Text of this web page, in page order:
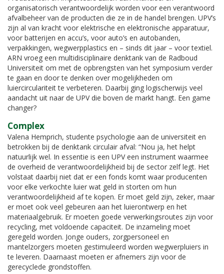
organisatorisch verantwoordelijk worden voor een verantwoord
afvalbeheer van de producten die ze in de handel brengen. UPV’s
zijn al van kracht voor elektrische en elektronische apparatuur,
voor batterijen en accu’s, voor auto’s en autobanden,
verpakkingen, wegwerpplastics en – sinds dit jaar – voor textiel.
ARN vroeg een multidisciplinaire denktank van de Radboud
Universiteit om met de opbrengsten van het symposium verder
te gaan en door te denken over mogelijkheden om
luiercirculariteit te verbeteren. Daarbij ging logischerwijs veel
aandacht uit naar de UPV die boven de markt hangt. Een game
changer?
Complex
Valena Hemprich, studente psychologie aan de universiteit en
betrokken bij de denktank circulair afval: “Nou ja, het helpt
natuurlijk wel. In essentie is een UPV een instrument waarmee
de overheid de verantwoordelijkheid bij de sector zelf legt. Het
volstaat daarbij niet dat er een fonds komt waar producenten
voor elke verkochte luier wat geld in storten om hun
verantwoordelijkheid af te kopen. Er moet geld zijn, zeker, maar
er moet ook veel gebeuren aan het luierontwerp en het
materiaalgebruik. Er moeten goede verwerkingsroutes zijn voor
recycling, met voldoende capaciteit. De inzameling moet
geregeld worden. Jonge ouders, zorgpersoneel en
mantelzorgers moeten gestimuleerd worden wegwerpluiers in
te leveren. Daarnaast moeten er afnemers zijn voor de
gerecyclede grondstoffen.